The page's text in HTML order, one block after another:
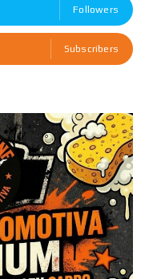
Followers
Subscribers